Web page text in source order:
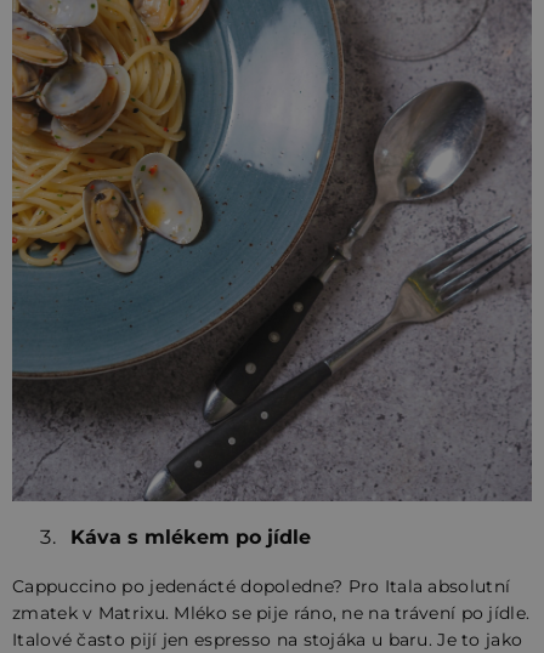
Káva s mlékem po jídle
Cappuccino po jedenácté dopoledne? Pro Itala absolutní
zmatek v Matrixu. Mléko se pije ráno, ne na trávení po jídle.
Italové často pijí jen espresso na stojáka u baru. Je to jako